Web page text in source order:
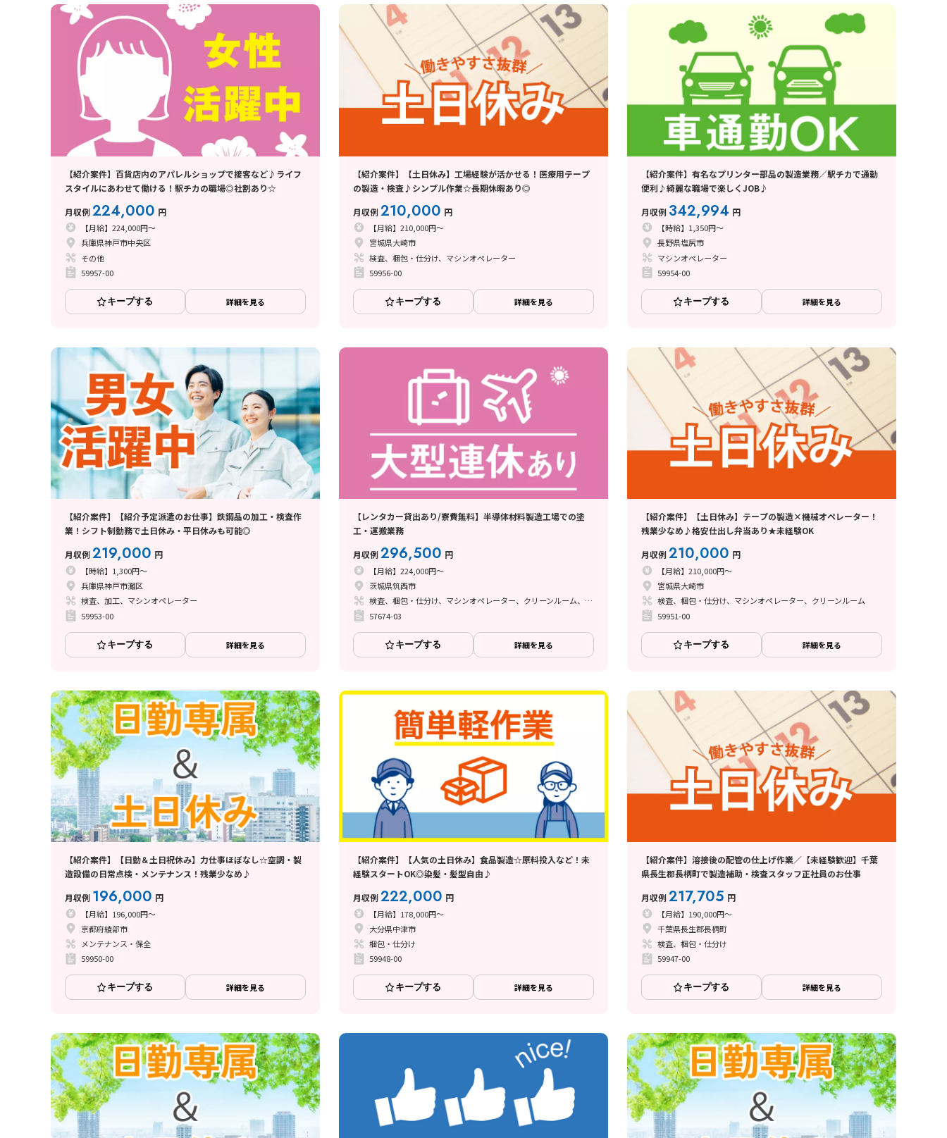
【紹介案件】百貨店内のアパレルショップで接客など♪ライフ
スタイルにあわせて働ける！駅チカの職場◎社割あり☆
月収例224,000 円
【月給】224,000円～
兵庫県神戸市中央区
その他
59957-00
キープする 詳細を見る
【紹介案件】【土日休み】工場経験が活かせる！医療用テープ
の製造・検査♪シンプル作業☆長期休暇あり◎
月収例210,000 円
【月給】210,000円～
宮城県大崎市
検査、梱包・仕分け、マシンオペレーター
59956-00
キープする 詳細を見る
【紹介案件】有名なプリンター部品の製造業務／駅チカで通勤
便利♪綺麗な職場で楽しくJOB♪
月収例 342,994 円
【時給】1,350円～
長野県塩尻市
マシンオペレーター
59954-00
キープする 詳細を見る
【紹介案件】【紹介予定派遣のお仕事】鉄鋼品の加工・検査作
業！シフト制勤務で土日休み・平日休みも可能◎
月収例219,000 円
【時給】1,300円～
兵庫県神戸市灘区
検査、加工、マシンオペレーター
59953-00
キープする 詳細を見る
【レンタカー貸出あり/寮費無料】半導体材料製造工場での塗
工・運搬業務
月収例296,500 円
【月給】224,000円～
茨城県筑西市
検査、梱包・仕分け、マシンオペレーター、クリーンルーム、清掃・洗浄、フォークリフト、玉掛け・クレーン、立ち作業、塗装
57674-03
キープする 詳細を見る
【紹介案件】【土日休み】テープの製造×機械オペレーター！
残業少なめ♪格安仕出し弁当あり★未経験OK
月収例210,000 円
【月給】210,000円～
宮城県大崎市
検査、梱包・仕分け、マシンオペレーター、クリーンルーム
59951-00
キープする 詳細を見る
【紹介案件】【日勤＆土日祝休み】力仕事ほぼなし☆空調・製
造設備の日常点検・メンテナンス！残業少なめ♪
月収例 196,000 円
【月給】196,000円～
京都府綾部市
メンテナンス・保全
59950-00
キープする 詳細を見る
【紹介案件】【人気の土日休み】食品製造☆原料投入など！未
経験スタートOK◎染髪・髪型自由♪
月収例222,000 円
【月給】178,000円～
大分県中津市
梱包・仕分け
59948-00
キープする 詳細を見る
【紹介案件】溶接後の配管の仕上げ作業／【未経験歓迎】千葉
県長生郡長柄町で製造補助・検査スタッフ正社員のお仕事
月収例217,705 円
【月給】190,000円～
千葉県長生郡長柄町
検査、梱包・仕分け
59947-00
キープする 詳細を見る